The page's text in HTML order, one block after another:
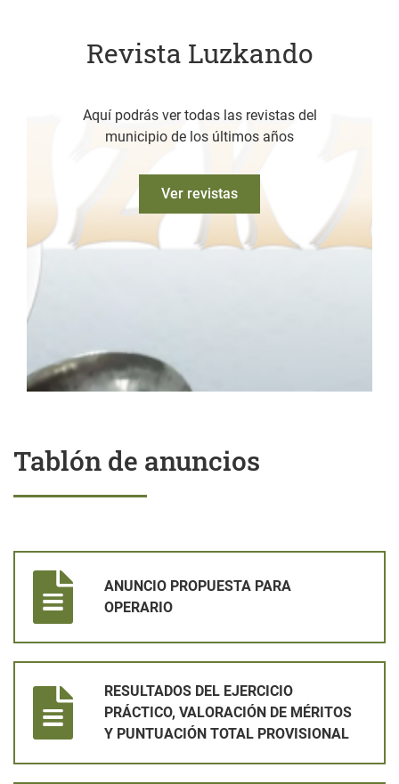
Revista Luzkando
Aquí podrás ver todas las revistas del
municipio de los últimos años
Ver revistas
Tablón de anuncios
ANUNCIO PROPUESTA PARA
OPERARIO
RESULTADOS DEL EJERCICIO
PRÁCTICO, VALORACIÓN DE MÉRITOS
Y PUNTUACIÓN TOTAL PROVISIONAL